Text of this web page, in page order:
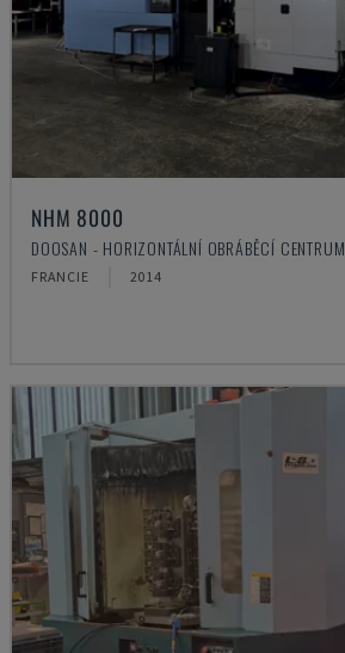
NHM 8000
DOOSAN - HORIZONTÁLNÍ OBRÁBĚCÍ CENTRUM
FRANCIE 2014